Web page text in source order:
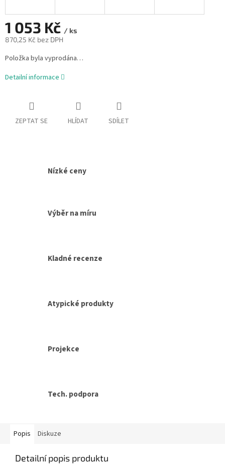
1 053 Kč / ks
870,25 Kč bez DPH
Měrná
cena:
Položka byla vyprodána…
Detailní informace
ZEPTAT SE HLÍDAT SDÍLET
Nízké ceny
Výběr na míru
Kladné recenze
Atypické produkty
Projekce
Tech. podpora
Popis Diskuze
Detailní popis produktu